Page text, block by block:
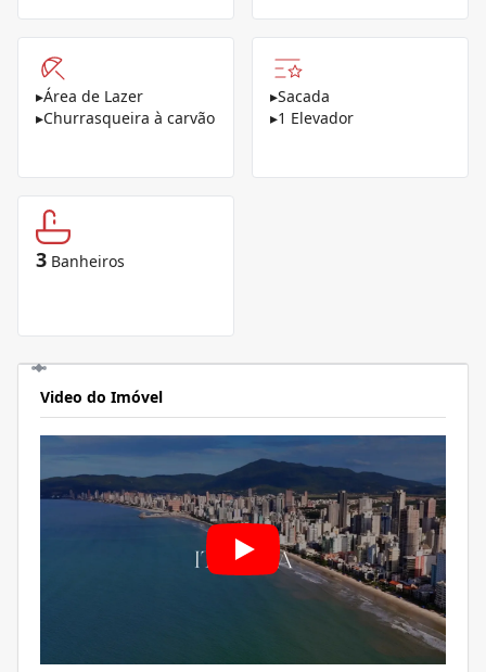
▸Área de Lazer
▸Churrasqueira à carvão
▸Sacada
▸1 Elevador
3 Banheiros
Video do Imóvel